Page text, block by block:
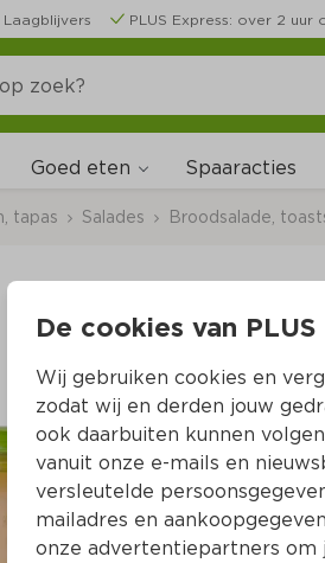
PLUS Express: over 2 uur
Goed eten Spaaracties
tapas Salades Broodsalade,
Johma
Per Kuipje
3.19
De cookies van PLUS
Wij gebruiken cookies en
zodat wij en derden jouw
ook daarbuiten kunnen
vanuit onze e-mails en
versleutelde
mailadres en
onze advertentiepartners om